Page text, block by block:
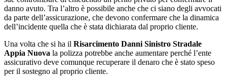
danno avuto. Tra l’altro è possibile anche che ci siano degli avvocati
da parte dell’assicurazione, che devono confermare che la dinamica
dell’incidente quella che è stata dichiarata dal proprio cliente.
Una volta che si ha il Risarcimento Danni Sinistro Stradale
Appia Nuova la polizza potrebbe anche aumentare perché l’ente
assicurativo deve comunque recuperare il denaro che è stato speso
per il sostegno al proprio cliente.